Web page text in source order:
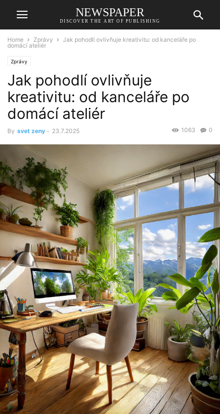
NEWSPAPER
DISCOVER THE ART OF PUBLISHING
Home Zprávy
Jak pohodlí ovlivňuje kreativitu: od kanceláře po
domácí ateliér
Zprávy
Jak pohodlí ovlivňuje
kreativitu: od kanceláře po
domácí ateliér
By svet zeny - 23.7.2025 0
1063